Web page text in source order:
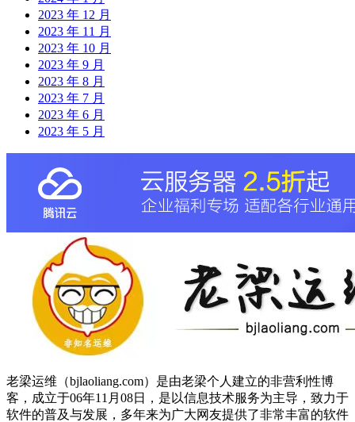
2023 年 12 月
2023 年 11 月
2023 年 10 月
2023 年 9 月
2023 年 8 月
2023 年 7 月
2023 年 6 月
2023 年 5 月
老梁运维（bjlaoliang.com）是由老梁个人建立的非营利性博
客，成立于06年11月08日，是以信息技术服务为主导，致力于
软件的普及与发展，多年来为广大网友提供了非常丰富的软件